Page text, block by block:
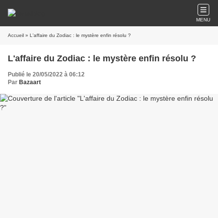
MENU
Accueil » L'affaire du Zodiac : le mystère enfin résolu ?
L'affaire du Zodiac : le mystère enfin résolu ?
Publié le 20/05/2022 à 06:12
Par Bazaart